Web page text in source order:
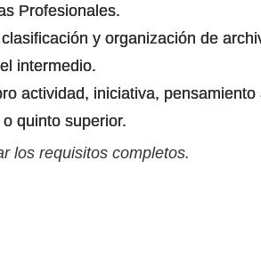
Profesionales.
y organización de
intermedio.
actividad, iniciativa,
quinto superior.
los requisitos completos.